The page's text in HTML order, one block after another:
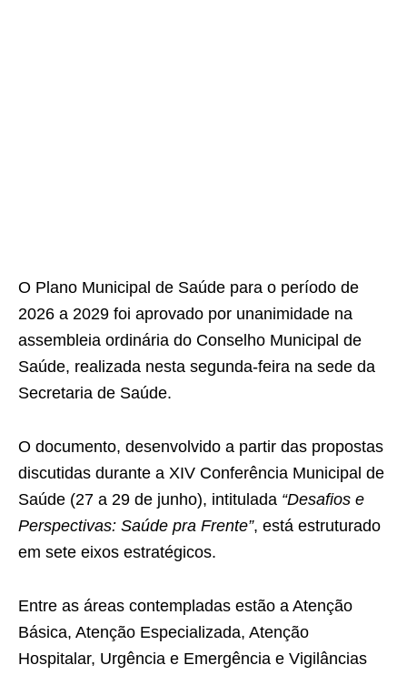
O Plano Municipal de Saúde para o período de
2026 a 2029 foi aprovado por unanimidade na
assembleia ordinária do Conselho Municipal de
Saúde, realizada nesta segunda-feira na sede da
Secretaria de Saúde.
O documento, desenvolvido a partir das propostas
discutidas durante a XIV Conferência Municipal de
Saúde (27 a 29 de junho), intitulada “Desafios e
Perspectivas: Saúde pra Frente”, está estruturado
em sete eixos estratégicos.
Entre as áreas contempladas estão a Atenção
Básica, Atenção Especializada, Atenção
Hospitalar, Urgência e Emergência e Vigilâncias